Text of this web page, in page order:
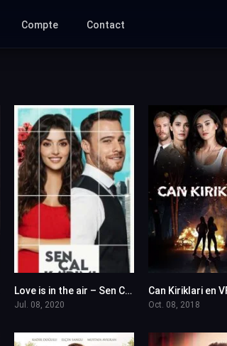
Compte Contact
8.217Love is in the air – Sen Cal Kapimi en VF
Jul. 08, 2020 Oct. 08, 2018